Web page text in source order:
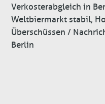
Verkosterabgleich in
Weltbiermarkt stabil,
Überschüssen /
Berlin